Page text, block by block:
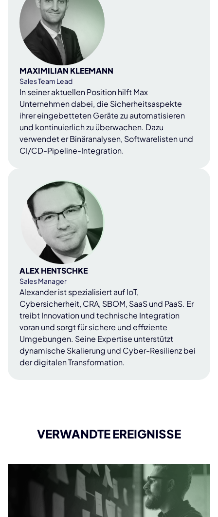
MAXIMILIAN KLEEMANN
Sales Team Lead
In seiner aktuellen Position hilft Max
Unternehmen dabei, die Sicherheitsaspekte
ihrer eingebetteten Geräte zu automatisieren
und kontinuierlich zu überwachen. Dazu
verwendet er Binäranalysen, Softwarelisten und
CI/CD-Pipeline-Integration.
ALEX HENTSCHKE
Sales Manager
Alexander ist spezialisiert auf IoT,
Cybersicherheit, CRA, SBOM, SaaS und PaaS. Er
treibt Innovation und technische Integration
voran und sorgt für sichere und effiziente
Umgebungen. Seine Expertise unterstützt
dynamische Skalierung und Cyber-Resilienz bei
der digitalen Transformation.
VERWANDTE EREIGNISSE